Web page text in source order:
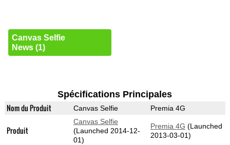
Canvas Selfie
News (1)
Spécifications Principales
Nom du Produit Canvas Selfie Premia 4G
Produit
Canvas Selfie
(Launched 2014-12-
01)
Premia 4G (Launched
2013-03-01)